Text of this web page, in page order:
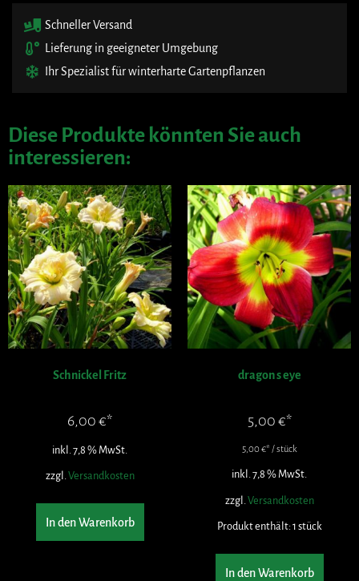
Schneller Versand
Lieferung in geeigneter Umgebung
Ihr Spezialist für winterharte Gartenpflanzen
Diese Produkte könnten Sie auch
interessieren:
Schnickel Fritz
6,00 €
inkl. 7,8 % MwSt.
zzgl.Versandkosten
In den Warenkorb
dragon s eye
5,00 €
5,00€ /stück
inkl. 7,8 % MwSt.
zzgl. Versandkosten
Produkt enthält: 1 stück
In den Warenkorb